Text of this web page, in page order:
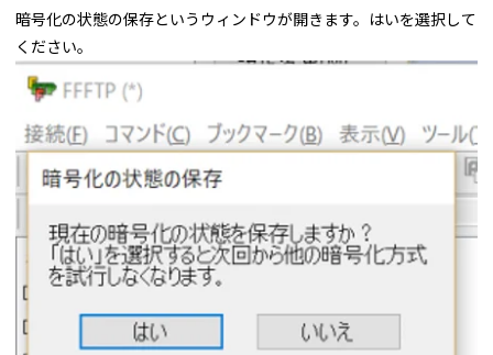
暗号化の状態の保存というウィンドウが開きます。はいを選択して
ください。